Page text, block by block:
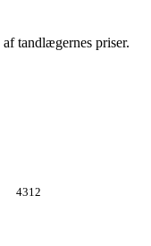
af tandlægernes priser.
4312